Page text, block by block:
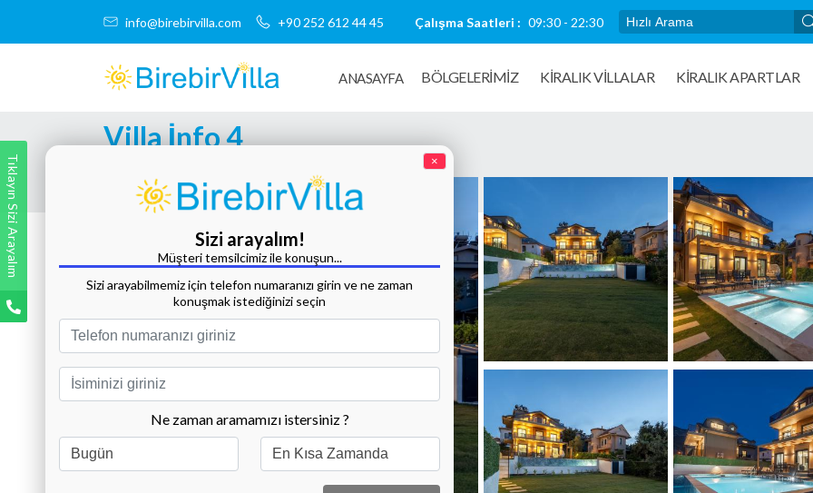
info@birebirvilla.com +90 252 612 44 45 Çalışma Saatleri : 09:30 - 22:30
ANASAYFA BÖLGELERİMİZ KIRALIK VILLALAR KİRALIK APARTLAR
Villa İnfo 4
Tüm Fotoğrafları Göster
Tıklayın Sizi Arayalım ×
Sizi arayalım!
Müşteri temsilcimiz ile konuşun...
Sizi arayabilmemiz için telefon numaranızı girin ve ne zaman
konuşmak istediğinizi seçin
Ne zaman aramamızı istersiniz ?